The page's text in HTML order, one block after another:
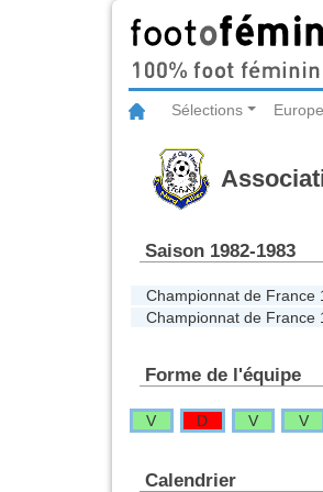
Sélections Europe
Saison 1982-1983
Championnat de France
Championnat de France
Forme de l'équipe
V D V V
Calendrier